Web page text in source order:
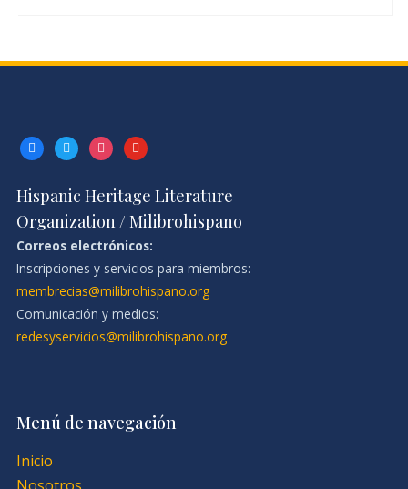
facebooktwitterinstagramyoutube
Hispanic Heritage Literature
Organization / Milibrohispano
Correos electrónicos:
Inscripciones y servicios para miembros:
membrecias@milibrohispano.org
Comunicación y medios:
redesyservicios@milibrohispano.org
Menú de navegación
Inicio